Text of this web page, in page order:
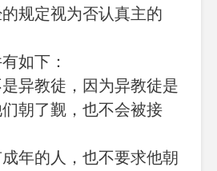
规定视为否认真主的
如下：
异教徒，因为异教徒是
朝了觐，也不会被接
年的人，也不要求他朝